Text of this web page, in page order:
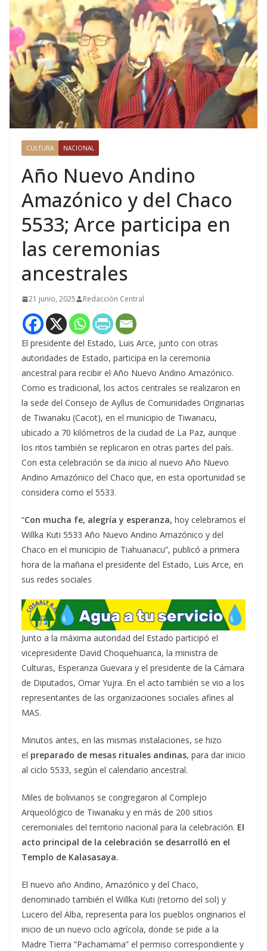
CULTURA NACIONAL
Año Nuevo Andino
Amazónico y del Chaco
5533; Arce participa en
las ceremonias
ancestrales
21 junio, 2025 Redacción Central
El presidente del Estado, Luis Arce, junto con otras
autoridades de Estado, participa en la ceremonia
ancestral para recibir el Año Nuevo Andino Amazónico.
Como es tradicional, los actos centrales se realizaron en
la sede del Consejo de Ayllus de Comunidades Originarias
de Tiwanaku (Cacot), en el municipio de Tiwanacu,
ubicado a 70 kilómetros de la ciudad de La Paz, aunque
los ritos también se replicaron en otras partes del país.
Con esta celebración se da inicio al nuevo Año Nuevo
Andino Amazónico del Chaco que, en esta oportunidad se
considera como el 5533.
“Con mucha fe, alegría y esperanza, hoy celebramos el
Willka Kuti 5533 Año Nuevo Andino Amazónico y del
Chaco en el municipio de Tiahuanacu”, publicó a primera
hora de la mañana el presidente del Estado, Luis Arce, en
sus redes sociales
Junto a la máxima autoridad del Estado participó el
vicepresidente David Choquehuanca, la ministra de
Culturas, Esperanza Guevara y el presidente de la Cámara
de Diputados, Omar Yujra. En el acto también se vio a los
representantes de las organizaciones sociales afines al
MAS.
Minutos antes, en las mismas instalaciones, se hizo
el preparado de mesas rituales andinas, para dar inicio
al ciclo 5533, según el calendario ancestral.
Miles de bolivianos se congregaron al Complejo
Arqueológico de Tiwanaku y en más de 200 sitios
ceremoniales del territorio nacional para la celebración. El
acto principal de la celebración se desarrolló en el
Templo de Kalasasaya.
El nuevo año Andino, Amazónico y del Chaco,
denominado también el Willka Kuti (retorno del sol) y
Lucero del Alba, representa para los pueblos originarios el
inicio de un nuevo ciclo agrícola, donde se pide a la
Madre Tierra “Pachamama” el permiso correspondiente y